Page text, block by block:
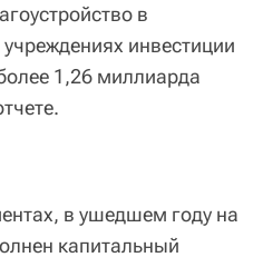
в
инвестиции
1,26 миллиарда
в ушедшем году на
капитальный